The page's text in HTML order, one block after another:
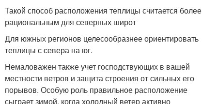
Такой способ расположения теплицы считается более
рациональным для северных широт
Для южных регионов целесообразнее ориентировать
теплицы с севера на юг.
Немаловажен также учет господствующих в вашей
местности ветров и защита строения от сильных его
порывов. Особую роль правильное расположение
сыграет зимой, когда холодный ветер активно